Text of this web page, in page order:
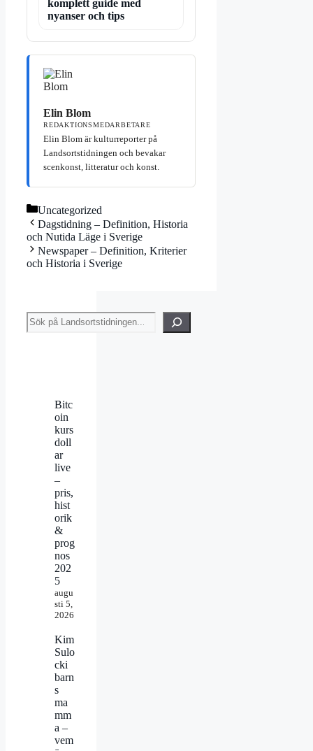
komplett guide med
nyanser och tips
Elin Blom
REDAKTIONSMEDARBETARE
Elin Blom är kulturreporter på
Landsortstidningen och bevakar
scenkonst, litteratur och konst.
Kategorier
Uncategorized
Dagstidning – Definition, Historia
och Nutida Läge i Sverige
Newspaper – Definition, Kriterier
och Historia i Sverige
Sök
Bitc
oin
kurs
doll
ar
live
–
pris,
hist
orik
&
prog
nos
202
5
augu
sti 5,
2026
Kim
Sulo
cki
barn
s
ma
mm
a –
vem